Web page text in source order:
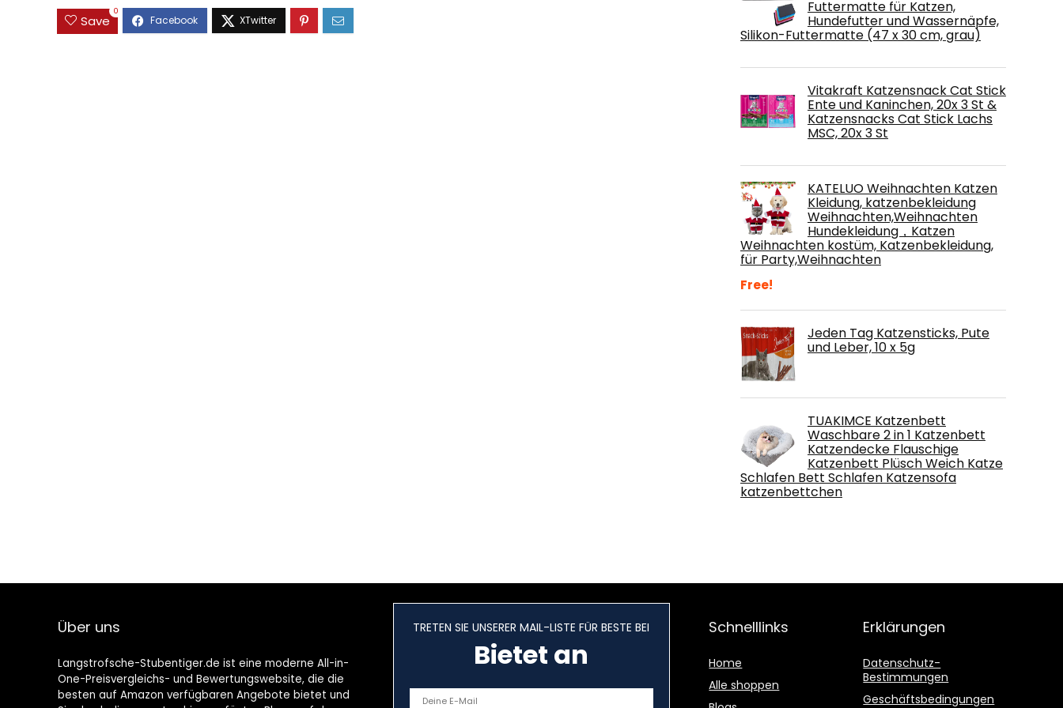
Save
0 Futtermatte für Katzen,
Hundefutter und Wassernäpfe,
Silikon-Futtermatte (47 x 30 cm, grau)
Vitakraft Katzensnack Cat Stick
Ente und Kaninchen, 20x 3 St &
Katzensnacks Cat Stick Lachs
MSC, 20x 3 St
KATELUO Weihnachten Katzen
Kleidung, katzenbekleidung
Weihnachten,Weihnachten
Hundekleidung，Katzen
Weihnachten kostüm, Katzenbekleidung,
für Party,Weihnachten
Free!
Jeden Tag Katzensticks, Pute
und Leber, 10 x 5g
TUAKIMCE Katzenbett
Waschbare 2 in 1 Katzenbett
Katzendecke Flauschige
Katzenbett Plüsch Weich Katze
Schlafen Bett Schlafen Katzensofa
katzenbettchen
Über uns
Langstrofsche-Stubentiger.de ist eine moderne All-in-
One-Preisvergleichs- und Bewertungswebsite, die die
besten auf Amazon verfügbaren Angebote bietet und
TRETEN SIE UNSERER MAIL-LISTE FÜR BESTE BEI
Bietet an
Schnelllinks
Home
Alle shoppen
Erklärungen
Datenschutz-
Bestimmungen
Geschäftsbedingungen